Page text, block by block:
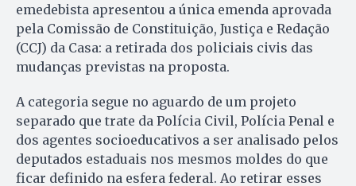
emedebista apresentou a única emenda aprovada
pela Comissão de Consti­tuição, Justiça e Redação
(CCJ) da Casa: a retirada dos policiais civis das
mudanças previstas na proposta.
A categoria segue no aguardo de um projeto
separado que trate da Polícia Civil, Polícia Penal e
dos agentes socioeducativos a ser analisado pelos
deputados estaduais nos mesmos moldes do que
ficar definido na esfera federal. Ao retirar esses